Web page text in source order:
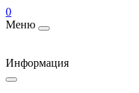
0
Меню
Информация